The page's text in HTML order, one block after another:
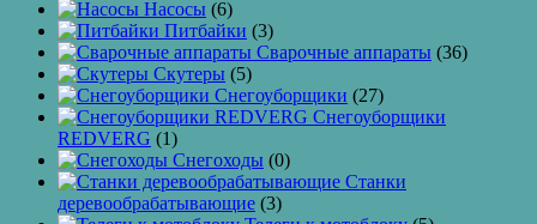
Насосы (6)
Питбайки (3)
Сварочные аппараты (36)
Скутеры (5)
Снегоуборщики (27)
Снегоуборщики
REDVERG (1)
Снегоходы (0)
Станки
деревообрабатывающие (3)